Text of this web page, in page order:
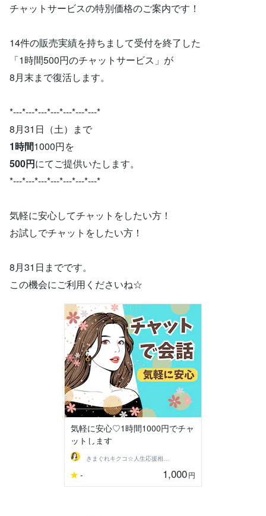
チャットサービスの特別価格のご案内です！
14件の販売実績を持ちまして受付を終了した
「1時間500円のチャットサービス」が
8月末まで復活します。
*---*---*---*---*---*---*---*
8月31日（土）まで
1時間1000円を
500円にてご提供いたします。
*---*---*---*---*---*---*---*
気軽に安心してチャットをしたい方！
お試しでチャットをしたい方！
8月31日までです。
この機会にご利用くださいね☆
気軽に安心♡1時間1000円でチャ
ットします
きまぐれキクコ☆人生応援相談室
- 1,000円